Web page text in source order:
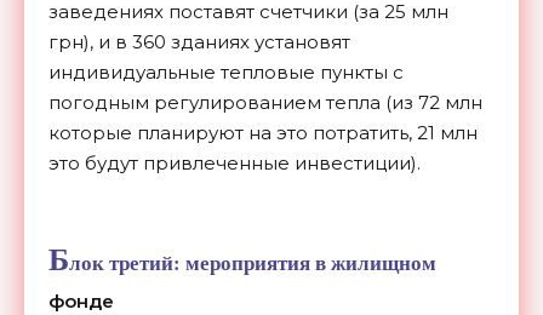
заведениях поставят счетчики (за 25 млн
грн), и в 360 зданиях установят
индивидуальные тепловые пункты с
погодным регулированием тепла (из 72 млн
которые планируют на это потратить, 21 млн
это будут привлеченные инвестиции).
Блок третий: мероприятия в жилищном
фонде